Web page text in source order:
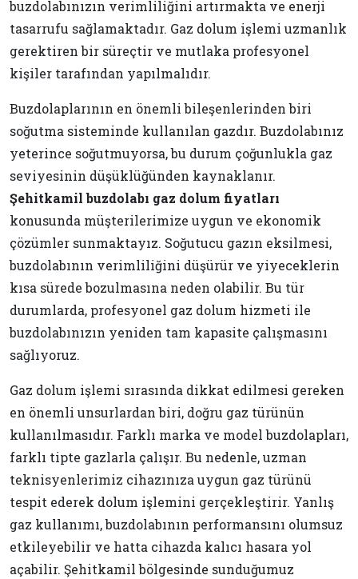
buzdolabınızın verimliliğini artırmakta ve enerji
tasarrufu sağlamaktadır. Gaz dolum işlemi uzmanlık
gerektiren bir süreçtir ve mutlaka profesyonel
kişiler tarafından yapılmalıdır.
Buzdolaplarının en önemli bileşenlerinden biri
soğutma sisteminde kullanılan gazdır. Buzdolabınız
yeterince soğutmuyorsa, bu durum çoğunlukla gaz
seviyesinin düşüklüğünden kaynaklanır.
Şehitkamil buzdolabı gaz dolum fiyatları
konusunda müşterilerimize uygun ve ekonomik
çözümler sunmaktayız. Soğutucu gazın eksilmesi,
buzdolabının verimliliğini düşürür ve yiyeceklerin
kısa sürede bozulmasına neden olabilir. Bu tür
durumlarda, profesyonel gaz dolum hizmeti ile
buzdolabınızın yeniden tam kapasite çalışmasını
sağlıyoruz.
Gaz dolum işlemi sırasında dikkat edilmesi gereken
en önemli unsurlardan biri, doğru gaz türünün
kullanılmasıdır. Farklı marka ve model buzdolapları,
farklı tipte gazlarla çalışır. Bu nedenle, uzman
teknisyenlerimiz cihazınıza uygun gaz türünü
tespit ederek dolum işlemini gerçekleştirir. Yanlış
gaz kullanımı, buzdolabının performansını olumsuz
etkileyebilir ve hatta cihazda kalıcı hasara yol
açabilir. Şehitkamil bölgesinde sunduğumuz